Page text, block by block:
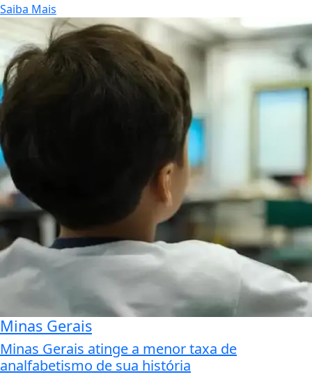
Saiba Mais
Minas Gerais
Minas Gerais atinge a menor taxa de
analfabetismo de sua história